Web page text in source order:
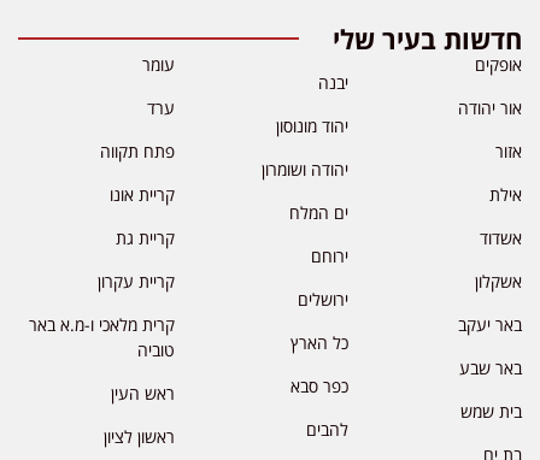
חדשות בעיר שלי
אופקים
אור יהודה
אזור
אילת
אשדוד
אשקלון
באר יעקב
באר שבע
בית שמש
בת ים
יבנה
יהוד מונוסון
יהודה ושומרון
ים המלח
ירוחם
ירושלים
כל הארץ
כפר סבא
להבים
עומר
ערד
פתח תקווה
קריית אונו
קריית גת
קריית עקרון
קרית מלאכי ו-מ.א באר
טוביה
ראש העין
ראשון לציון